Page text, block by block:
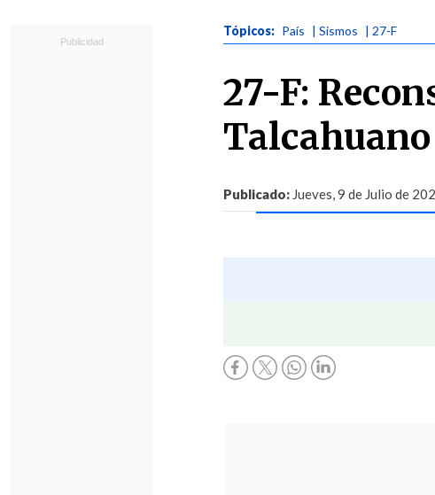
Tópicos: País | Sismos | 27-F
27-F:
Publicado: Jueves, 9 de Julio de